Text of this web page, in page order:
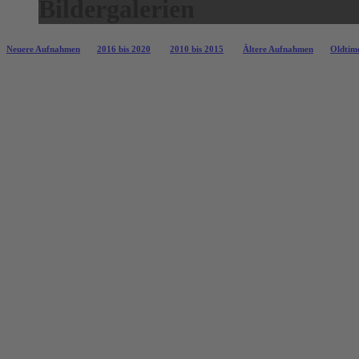
Neuere Aufnahmen 2016 bis 2020 2010 bis 2015 Ältere Aufnahmen